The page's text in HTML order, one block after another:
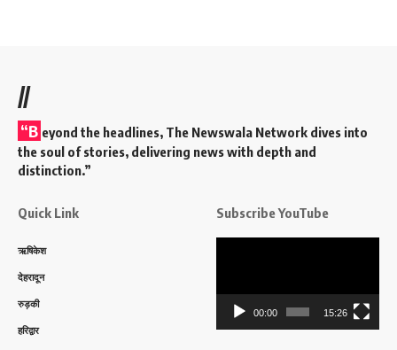
//
“B eyond the headlines, The Newswala Network dives into
the soul of stories, delivering news with depth and
distinction.”
Quick Link
ऋषिकेश
देहरादून
रुड़की
हरिद्वार
Subscribe YouTube
00:00 15:26